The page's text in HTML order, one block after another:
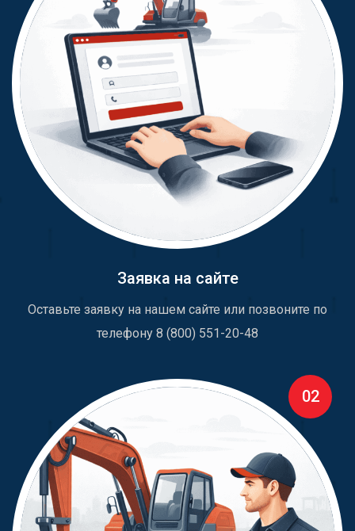
Заявка на сайте
Оставьте заявку на нашем сайте или позвоните по
телефону 8 (800) 551-20-48
02